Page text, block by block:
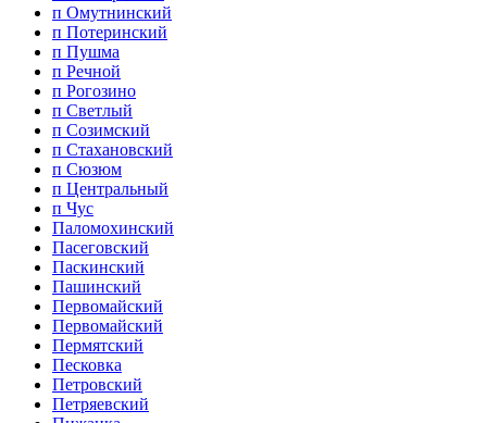
п Омутнинский
п Потеринский
п Пушма
п Речной
п Рогозино
п Светлый
п Созимский
п Стахановский
п Сюзюм
п Центральный
п Чус
Паломохинский
Пасеговский
Паскинский
Пашинский
Первомайский
Первомайский
Пермятский
Песковка
Петровский
Петряевский